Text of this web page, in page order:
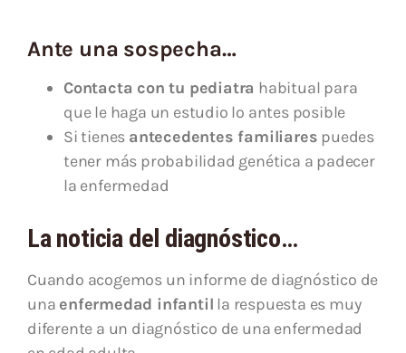
Ante una sospecha…
Contacta con tu pediatra habitual para
que le haga un estudio lo antes posible
Si tienes antecedentes familiares puedes
tener más probabilidad genética a padecer
la enfermedad
La noticia del diagnóstico…
Cuando acogemos un informe de diagnóstico de
una enfermedad infantil la respuesta es muy
diferente a un diagnóstico de una enfermedad